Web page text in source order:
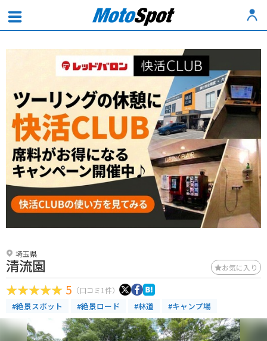
埼玉県
清流園 お気に入り
5 （口コミ1件）
#絶景スポット #絶景ロード #林道 #キャンプ場